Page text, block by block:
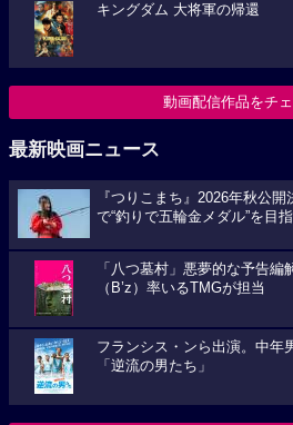
キングダム 大将軍の帰還
動画配信作品をチ
最新映画ニュース
『つりこまち』2026年秋公
で“釣りで五輪金メダル”を目
「八つ墓村」悪夢的な予告
（B’z）率いるTMGが担当
フランシス・ンら出演。中年
「逆流の男たち」